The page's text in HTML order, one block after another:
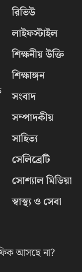
রিভিউ
লাইফস্টাইল
শিক্ষনীয় উক্তি
শিক্ষাঙ্গন
সংবাদ
সম্পাদকীয়
সাহিত্য
সেলিব্রেটি
সোশ্যাল মিডিয়া
স্বাস্থ্য ও সেবা
আসছে না?